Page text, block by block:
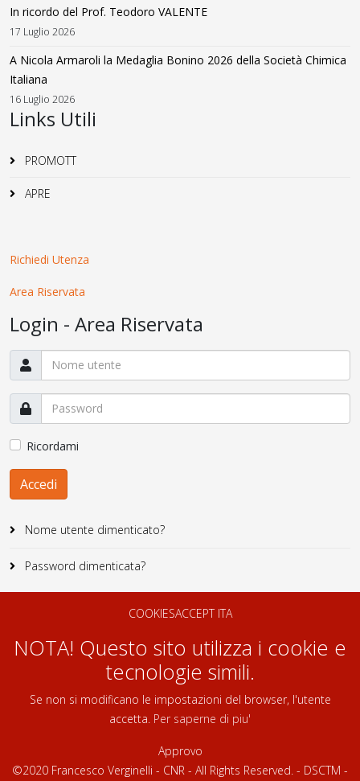
In ricordo del Prof. Teodoro VALENTE
17 Luglio 2026
A Nicola Armaroli la Medaglia Bonino 2026 della Società Chimica
Italiana
16 Luglio 2026
Links Utili
PROMOTT
APRE
Richiedi Utenza
Area Riservata
Login - Area Riservata
Ricordami
Accedi
Nome utente dimenticato?
Password dimenticata?
COOKIESACCEPT ITA
NOTA! Questo sito utilizza i cookie e
tecnologie simili.
Se non si modificano le impostazioni del browser, l'utente
accetta. Per saperne di piu'
Approvo
©2020 Francesco Verginelli - CNR - All Rights Reserved. - DSCTM -